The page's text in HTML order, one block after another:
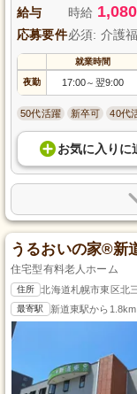
給与 時給 1,080
応募要件必須: 介護
就業時間
夜勤 17:00～ 翌9:00
50代活躍 新卒可 40代
お気に入り に
うるおいの家®新
住宅型有料老人ホーム
住所 北海道札幌市東区北
最寄駅 新道東駅から